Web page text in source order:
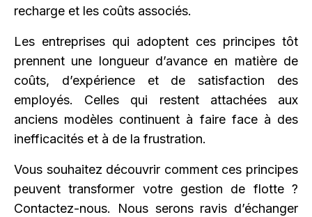
recharge et les coûts associés.
Les entreprises qui adoptent ces principes tôt
prennent une longueur d’avance en matière de
coûts, d’expérience et de satisfaction des
employés. Celles qui restent attachées aux
anciens modèles continuent à faire face à des
inefficacités et à de la frustration.
Vous souhaitez découvrir comment ces principes
peuvent transformer votre gestion de flotte ?
Contactez-nous. Nous serons ravis d’échanger